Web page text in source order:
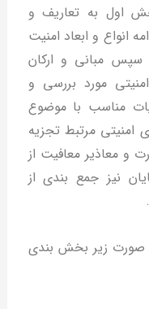
اول به تعاریف و
انواع و ابعاد امنیت
سپس مبانی و ارکان
مورد بررسی و
مناسب با موضوع
امنیتی مرتبط تجزیه
و معاذیر معافیت از
نیز جمع بندی از
صورت زیر بخش بندی